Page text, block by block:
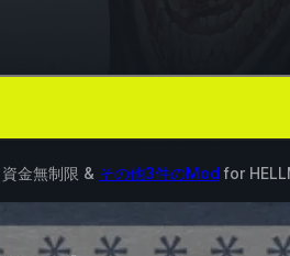
金無制限 & その他3件のMod for